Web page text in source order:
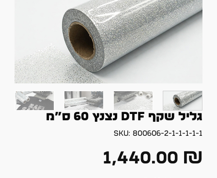
גליל שקף DTF נצנץ 60 ס”מ
SKU: 800606-2-1-1-1-1-1
1,440.00 ₪